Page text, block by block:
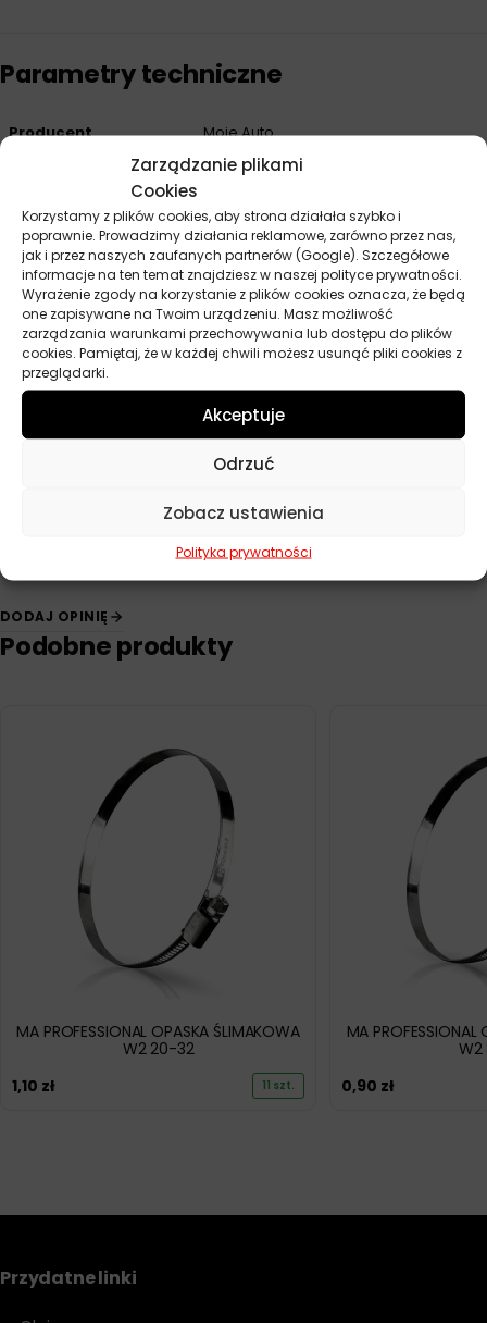
Zarządzanie plikami
Cookies
Korzystamy z plików cookies, aby strona działała szybko i
poprawnie. Prowadzimy działania reklamowe, zarówno przez nas,
jak i przez naszych zaufanych partnerów (Google). Szczegółowe
informacje na ten temat znajdziesz w naszej polityce prywatności.
Wyrażenie zgody na korzystanie z plików cookies oznacza, że będą
one zapisywane na Twoim urządzeniu. Masz możliwość
zarządzania warunkami przechowywania lub dostępu do plików
cookies. Pamiętaj, że w każdej chwili możesz usunąć pliki cookies z
przeglądarki.
Akceptuje
Odrzuć
Zobacz ustawienia
Polityka prywatności
Parametry techniczne
Producent Moje Auto
Opinie
Na razie nie ma opinii o produkcie.
Dodaj opinię
Twoja ocena*
Twoja opinia
DODAJ OPINIĘ
Podobne produkty
MA PROFESSIONAL OPASKA ŚLIMAKOWA
W2 20-32
1,10 zł 11 szt.
MA
W2
0,90 zł
Przydatne linki